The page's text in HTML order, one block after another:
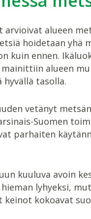
arvioivat alueen
hoidetaan yhä
kuin ennen.
alueen
hyvällä tasolla.
vetänyt
Suomen
parhaiten
kuuluva avoin
lyhyeksi,
kokoavat